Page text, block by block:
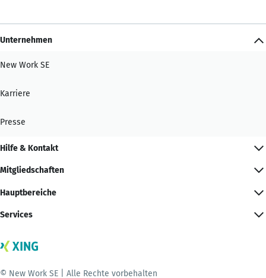
Unternehmen
New Work SE
Karriere
Presse
Hilfe & Kontakt
Mitgliedschaften
Hauptbereiche
Services
© New Work SE | Alle Rechte vorbehalten